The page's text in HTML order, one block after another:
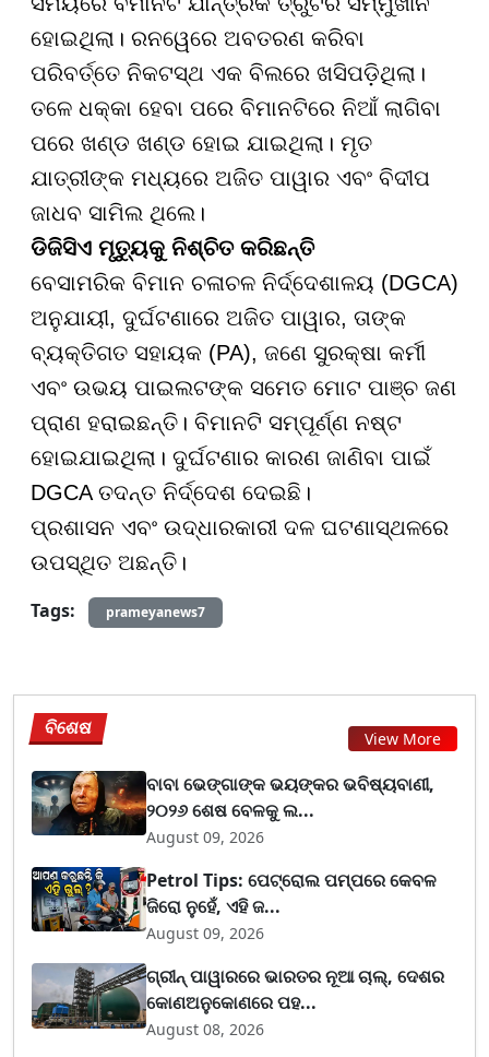
ହୋଇଥିଲା। ରନୱେରେ ଅବତରଣ କରିବା
ପରିବର୍ତ୍ତେ ନିକଟସ୍ଥ ଏକ ବିଲରେ ଖସିପଡ଼ିଥିଲା।
ତଳେ ଧକ୍କା ହେବା ପରେ ବିମାନଟିରେ ନିଆଁ ଲାଗିବା
ପରେ ଖଣ୍ଡ ଖଣ୍ଡ ହୋଇ ଯାଇଥିଲା। ମୃତ
ଯାତ୍ରୀଙ୍କ ମଧ୍ୟରେ ଅଜିତ ପାୱାର ଏବଂ ବିଦୀପ
ଜାଧବ ସାମିଲ ଥିଲେ।
ଡିଜିସିଏ ମୃତ୍ୟୁକୁ ନିଶ୍ଚିତ କରିଛନ୍ତି
ବେସାମରିକ ବିମାନ ଚଳାଚଳ ନିର୍ଦ୍ଦେଶାଳୟ (DGCA)
ଅନୁଯାୟୀ, ଦୁର୍ଘଟଣାରେ ଅଜିତ ପାୱାର, ତାଙ୍କ
ବ୍ୟକ୍ତିଗତ ସହାୟକ (PA), ଜଣେ ସୁରକ୍ଷା କର୍ମୀ
ଏବଂ ଉଭୟ ପାଇଲଟଙ୍କ ସମେତ ମୋଟ ପାଞ୍ଚ ଜଣ
ପ୍ରାଣ ହରାଇଛନ୍ତି। ବିମାନଟି ସମ୍ପୂର୍ଣ୍ଣ ନଷ୍ଟ
ହୋଇଯାଇଥିଲା। ଦୁର୍ଘଟଣାର କାରଣ ଜାଣିବା ପାଇଁ
DGCA ତଦନ୍ତ ନିର୍ଦ୍ଦେଶ ଦେଇଛି।
ପ୍ରଶାସନ ଏବଂ ଉଦ୍ଧାରକାରୀ ଦଳ ଘଟଣାସ୍ଥଳରେ
ଉପସ୍ଥିତ ଅଛନ୍ତି।
Tags:
prameyanews7
ବିଶେଷ View More
ବାବା ଭେଙ୍ଗାଙ୍କ ଭୟଙ୍କର ଭବିଷ୍ୟବାଣୀ,
୨୦୨୬ ଶେଷ ବେଳକୁ ଲ...
August 09, 2026
Petrol Tips: ପେଟ୍ରୋଲ ପମ୍ପରେ କେବଳ
ଜିରୋ ନୁହେଁ, ଏହି ଜ...
August 09, 2026
ଗ୍ରୀନ୍ ପାୱାରରେ ଭାରତର ନୂଆ ଚାଲ୍, ଦେଶର
କୋଣଅନୁକୋଣରେ ପହ...
August 08, 2026